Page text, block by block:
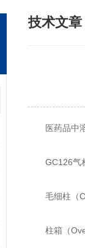
技术文章
医药品中溶
GC126气
毛细柱（
柱箱（